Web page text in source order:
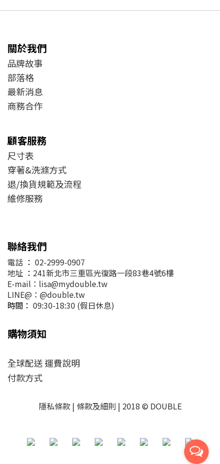
關於我們
品牌故事
部落格
最新消息
商務合作
顧客服務
尺寸表
穿著&洗滌方式
退/換貨規範及流程
維修服務
聯絡我們
電話 ： 02-2999-0907
地址 ： 241新北市三重區光復路一段83巷4號6樓
E-mail：lisa@mydouble.tw
LINE@：@double.tw
時間： 09:30-18:30 (假日休息)
購物須知
全球配送 運費說明
付款方式
隱私條款 | 條款及細則 | 2018 © DOUBLE